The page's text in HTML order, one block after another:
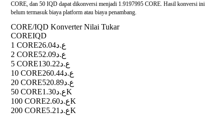
CORE, dan 50 IQD dapat dikonversi menjadi 1.9197995 CORE. Hasil konversi ini
belum termasuk biaya platform atau biaya penambang.
CORE/IQD Konverter Nilai Tukar
COREIQD
1 CORE
ع.د26.04
2 CORE
ع.د52.09
5 CORE
ع.د130.22
10 CORE
ع.د260.44
20 CORE
ع.د520.89
50 CORE
ع.د1.30K
100 CORE
ع.د2.60K
200 CORE
ع.د5.21K